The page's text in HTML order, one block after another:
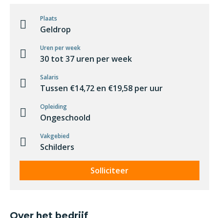
Plaats
Geldrop
Uren per week
30 tot 37 uren per week
Salaris
Tussen €14,72 en €19,58 per uur
Opleiding
Ongeschoold
Vakgebied
Schilders
Solliciteer